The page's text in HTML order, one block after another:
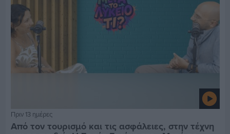
Πριν 13 ημέρες
Από τον τουρισμό και τις ασφάλειες, στην τέχνη